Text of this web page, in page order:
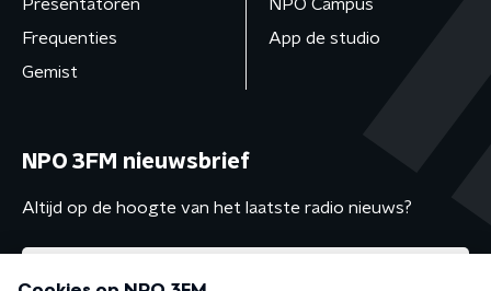
Presentatoren
Frequenties
Gemist
NPO Campus
App de studio
NPO 3FM nieuwsbrief
Altijd op de hoogte van het laatste radio nieuws?